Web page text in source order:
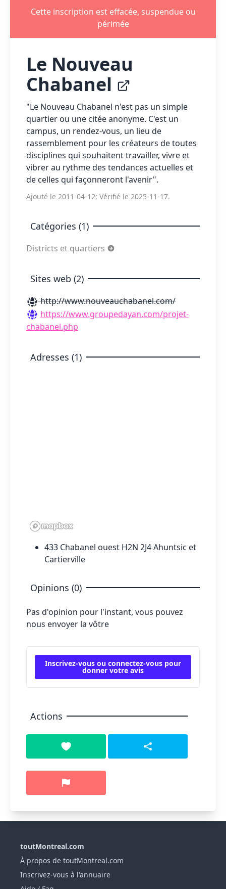
Cette inscription est effacée, suspendue ou
périmée
Le Nouveau
Chabanel
"Le Nouveau Chabanel n'est pas un simple
quartier ou une citée anonyme. C'est un
campus, un rendez-vous, un lieu de
rassemblement pour les créateurs de toutes
disciplines qui souhaitent travailler, vivre et
vibrer au rythme des tendances actuelles et
de celles qui façonneront l'avenir".
Ajouté le 2011-04-12; Vérifié le 2025-11-17.
Catégories (1)
Districts et quartiers
Sites web (2)
http://www.nouveauchabanel.com/
https://www.groupedayan.com/projet-
chabanel.php
Adresses (1)
433 Chabanel ouest H2N 2J4 Ahuntsic et
Cartierville
Opinions (0)
Pas d'opinion pour l'instant, vous pouvez
nous envoyer la vôtre
Inscrivez-vous ou connectez-vous pour
donner votre avis
Actions
toutMontreal.com
À propos de toutMontreal.com
Inscrivez-vous à l'annuaire